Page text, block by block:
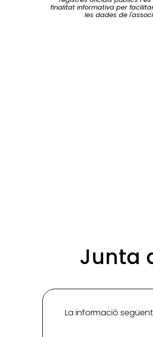
finalitat informativa per
les dades de
Junta
La informació